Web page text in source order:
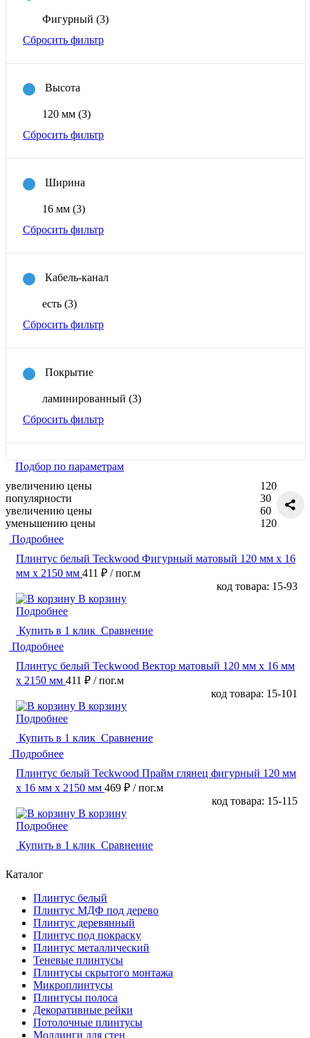
Фигурный (3)
Сбросить фильтр
Высота
120 мм (3)
Сбросить фильтр
Ширина
16 мм (3)
Сбросить фильтр
Кабель-канал
есть (3)
Сбросить фильтр
Покрытие
ламинированный (3)
Сбросить фильтр
Подбор по параметрам
увеличению цены
популярности
увеличению цены
уменьшению цены
120
30
60
120
Подробнее
Плинтус белый Teckwood Фигурный матовый 120 мм х 16
мм х 2150 мм 411 ₽ / пог.м
код товара: 15-93
В корзину
Подробнее
Купить в 1 клик Сравнение
Подробнее
Плинтус белый Teckwood Вектор матовый 120 мм х 16 мм
х 2150 мм 411 ₽ / пог.м
код товара: 15-101
В корзину
Подробнее
Купить в 1 клик Сравнение
Подробнее
Плинтус белый Teckwood Прайм глянец фигурный 120 мм
х 16 мм х 2150 мм 469 ₽ / пог.м
код товара: 15-115
В корзину
Подробнее
Купить в 1 клик Сравнение
Каталог
Плинтус белый
Плинтус МДФ под дерево
Плинтус деревянный
Плинтус под покраску
Плинтус металлический
Теневые плинтусы
Плинтусы скрытого монтажа
Микроплинтусы
Плинтусы полоса
Декоративные рейки
Потолочные плинтусы
Молдинги для стен